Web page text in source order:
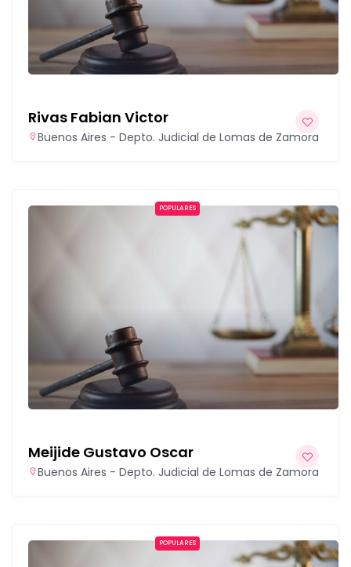
Rivas Fabian Victor
Buenos Aires - Depto. Judicial de Lomas de Zamora
POPULARES
Meijide Gustavo Oscar
Buenos Aires - Depto. Judicial de Lomas de Zamora
POPULARES